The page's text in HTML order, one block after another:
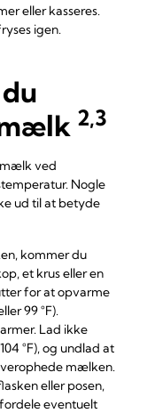
eller kasseres.
igen.
2,3
ved
Nogle
ud til at betyde
kommer du
et krus eller en
for at opvarme
99 °F).
Lad ikke
°F), og undlad at
mælken.
eller posen,
eventuelt